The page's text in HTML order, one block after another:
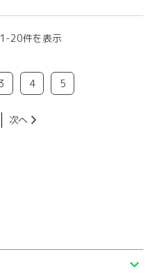
20件を表示
4 5
次へ